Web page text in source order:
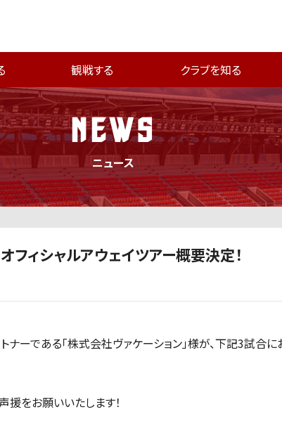
観戦する クラブを知る
NEWS
ニュース
ィシャルアウェイツアー概要決定！
ナーである「株式会社ヴァケーション」様が、下記3試合
をお願いいたします！